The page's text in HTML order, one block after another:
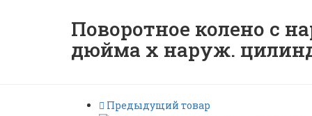
Поворотное колено с
дюйма х наруж.
Предыдущий товар